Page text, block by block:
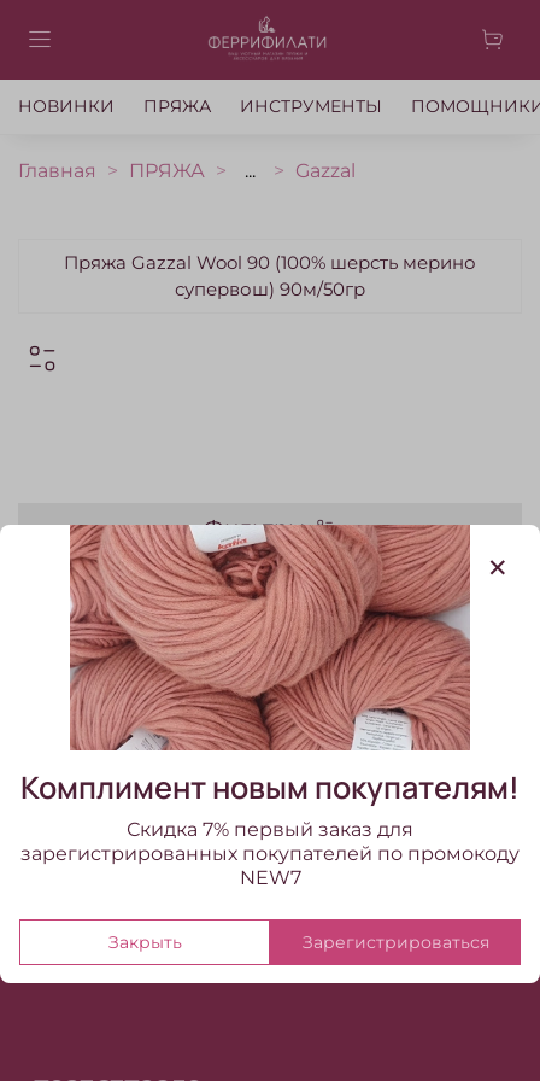
НОВИНКИ ПРЯЖА ИНСТРУМЕНТЫ
Главная ПРЯЖА ... Gazzal
Пряжа Gazzal Wool 90 (100% шерсть мерино
супервош) 90м/50гр
Фильтры
Комплимент новым покупателям!
Скидка 7% первый заказ для
зарегистрированных покупателей по промокоду
NEW7
Закрыть Зарегистрироваться